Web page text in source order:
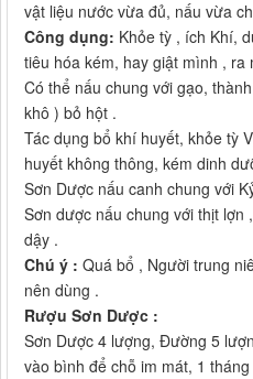
vật liệu nước vừa đủ, nấu vừa
Công dụng: Khỏe tỳ , ích Khí,
tiêu hóa kém, hay giật mình , ra
Có thể nấu chung với gạo,
khô ) bỏ hột .
Tác dụng bổ khí huyết, khỏe tỳ
huyết không thông, kém dinh
Sơn Dược nấu canh chung với
Sơn dược nấu chung với thịt lợn
dậy .
Chú ý : Quá bổ , Người trung
nên dùng .
Rượu Sơn Dược :
Sơn Dược 4 lượng, Đường 5
vào bình để chỗ im mát, 1